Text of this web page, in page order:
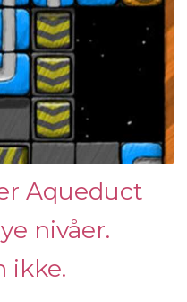
Aqueduct
nivåer.
ikke.